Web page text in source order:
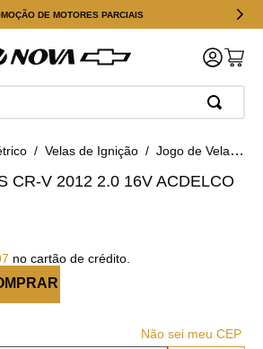
DE MOTORES PARCIAIS
Velas de Ignição Jogo de Velas CR-V 2012 2.0 16v ACDelco 19378990
CR-V 2012 2.0 16V ACDELCO
no cartão de crédito.
Não sei meu CEP